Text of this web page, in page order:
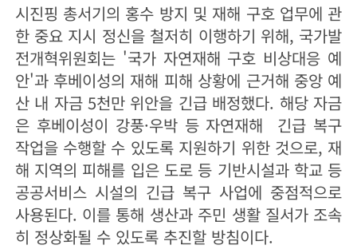
시진핑 총서기의 홍수 방지 및 재해 구호 업무에 관
한 중요 지시 정신을 철저히 이행하기 위해, 국가발
전개혁위원회는 '국가 자연재해 구호 비상대응 예
안'과 후베이성의 재해 피해 상황에 근거해 중앙 예
산 내 자금 5천만 위안을 긴급 배정했다. 해당 자금
은 후베이성이 강풍·우박 등 자연재해 긴급 복구
작업을 수행할 수 있도록 지원하기 위한 것으로, 재
해 지역의 피해를 입은 도로 등 기반시설과 학교 등
공공서비스 시설의 긴급 복구 사업에 중점적으로
사용된다. 이를 통해 생산과 주민 생활 질서가 조속
히 정상화될 수 있도록 추진할 방침이다.